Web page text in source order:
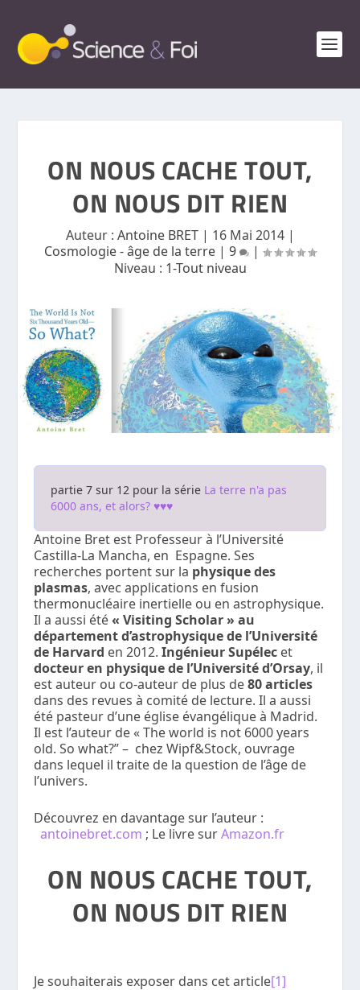
ON NOUS CACHE TOUT,
ON NOUS DIT RIEN
Auteur : Antoine BRET| 16 Mai 2014|
Cosmologie - âge de la terre | 9
|
Niveau : 1-Tout niveau
partie 7 sur 12 pour la série La terre n'a pas
6000 ans, et alors? ♥♥♥
Antoine Bret est Professeur à l’Université
Castilla-La Mancha, en Espagne. Ses
recherches portent sur la physique des
plasmas, avec applications en fusion
thermonucléaire inertielle ou en astrophysique.
Il a aussi été« Visiting Scholar » au
département d’astrophysique de l’Université
de Harvard en 2012.Ingénieur Supélec et
docteur en physique de l’Université d’Orsay, il
est auteur ou co-auteur de plus de80 articles
dans des revues à comité de lecture. Il a aussi
été pasteur d’une église évangélique à Madrid.
Il est l’auteur de « The world is not 6000 years
old. So what?” – chez Wipf&Stock, ouvrage
dans lequel il traite de la question de l’âge de
l’univers.
Découvrez en davantage sur l’auteur :
antoinebret.com ; Le livre surAmazon.fr
ON NOUS CACHE TOUT,
ON NOUS DIT RIEN
Je souhaiterais exposer dans cet article[1]